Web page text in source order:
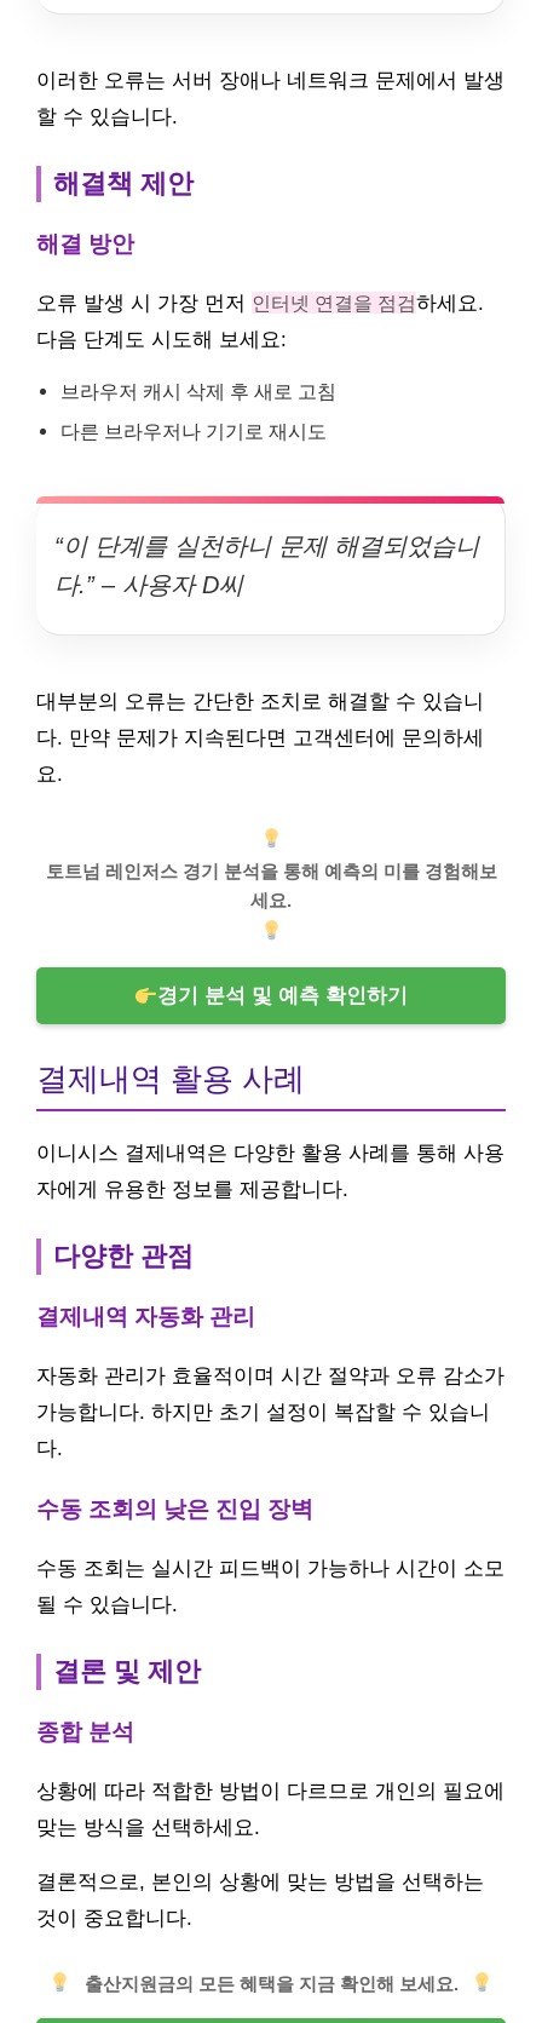
이러한 오류는 서버 장애나 네트워크 문제에서 발생
할 수 있습니다.
해결책 제안
해결 방안
오류 발생 시 가장 먼저 인터넷 연결을 점검하세요.
다음 단계도 시도해 보세요:
브라우저 캐시 삭제 후 새로 고침
다른 브라우저나 기기로 재시도
“이 단계를 실천하니 문제 해결되었습니
다.” – 사용자 D씨
대부분의 오류는 간단한 조치로 해결할 수 있습니
다. 만약 문제가 지속된다면 고객센터에 문의하세
요.
토트넘 레인저스 경기 분석을 통해 예측의 미를 경험해보
세요.
경기 분석 및 예측 확인하기
결제내역 활용 사례
이니시스 결제내역은 다양한 활용 사례를 통해 사용
자에게 유용한 정보를 제공합니다.
다양한 관점
결제내역 자동화 관리
자동화 관리가 효율적이며 시간 절약과 오류 감소가
가능합니다. 하지만 초기 설정이 복잡할 수 있습니
다.
수동 조회의 낮은 진입 장벽
수동 조회는 실시간 피드백이 가능하나 시간이 소모
될 수 있습니다.
결론 및 제안
종합 분석
상황에 따라 적합한 방법이 다르므로 개인의 필요에
맞는 방식을 선택하세요.
결론적으로, 본인의 상황에 맞는 방법을 선택하는
것이 중요합니다.
출산지원금의 모든 혜택을 지금 확인해 보세요.